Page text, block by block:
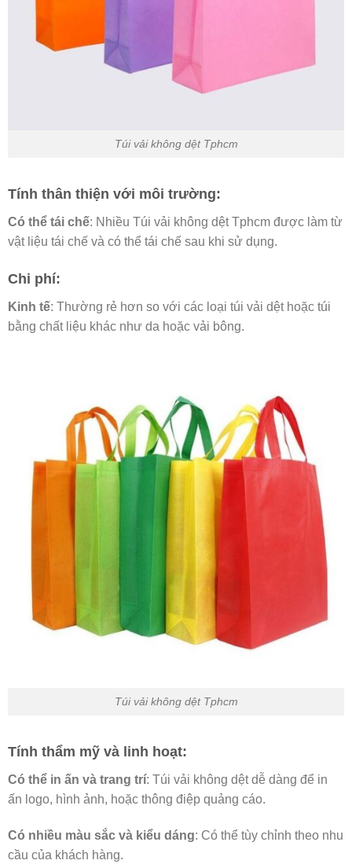
Túi vải không dệt Tphcm
Tính thân thiện với môi trường:
Có thể tái chế: Nhiều Túi vải không dệt Tphcm được làm từ
vật liệu tái chế và có thể tái chế sau khi sử dụng.
Chi phí:
Kinh tế: Thường rẻ hơn so với các loại túi vải dệt hoặc túi
bằng chất liệu khác như da hoặc vải bông.
Túi vải không dệt Tphcm
Tính thẩm mỹ và linh hoạt:
Có thể in ấn và trang trí: Túi vải không dệt dễ dàng để in
ấn logo, hình ảnh, hoặc thông điệp quảng cáo.
Có nhiều màu sắc và kiểu dáng: Có thể tùy chỉnh theo nhu
cầu của khách hàng.